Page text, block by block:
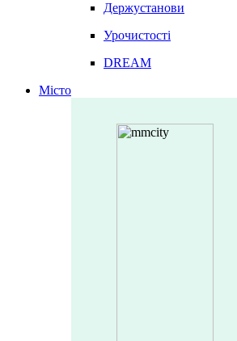
Держустанови
Урочистості
DREAM
Місто